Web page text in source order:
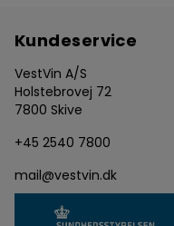
Kundeservice
VestVin A/S
Holstebrovej 72
7800 Skive
+45 2540 7800
mail@vestvin.dk